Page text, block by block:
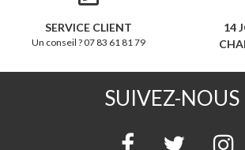
SERVICE CLIENT
Un conseil ? 07 83 61 81 79
14
SUIVEZ-NOUS